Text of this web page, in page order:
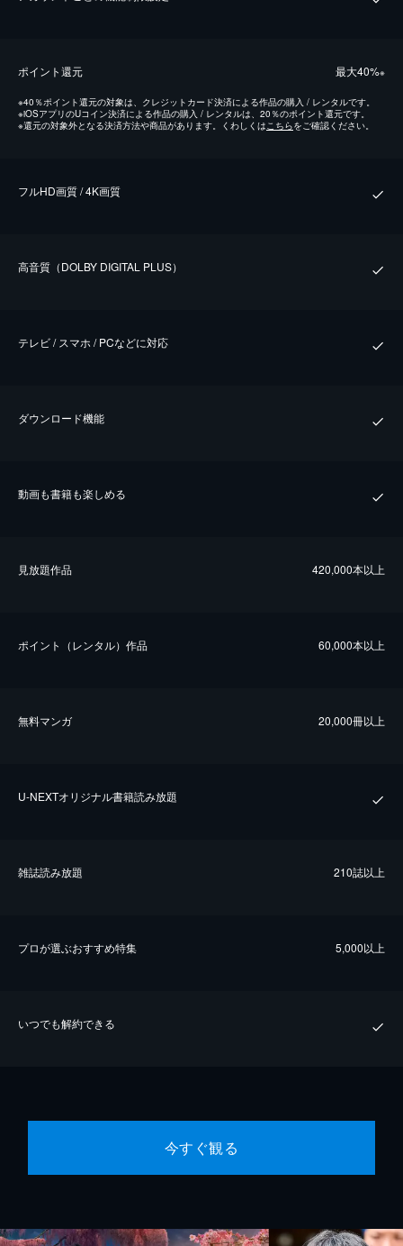
ポイント還元 最⼤40%※
※40％ポイント還元の対象は、クレジットカード決済による作品の購入 / レンタルです。
※iOSアプリのUコイン決済による作品の購入 / レンタルは、20％のポイント還元です。
※還元の対象外となる決済方法や商品があります。くわしくは こちらをご確認ください。
フルHD画質 / 4K画質
⾼⾳質（DOLBY DIGITAL PLUS）
テレビ / スマホ / PCなどに対応
ダウンロード機能
動画も書籍も楽しめる
⾒放題作品 420,000本以上
ポイント（レンタル）作品 60,000本以上
無料マンガ 20,000冊以上
U-NEXTオリジナル書籍読み放題
雑誌読み放題 210誌以上
プロが選ぶおすすめ特集 5,000以上
いつでも解約できる
今すぐ観る